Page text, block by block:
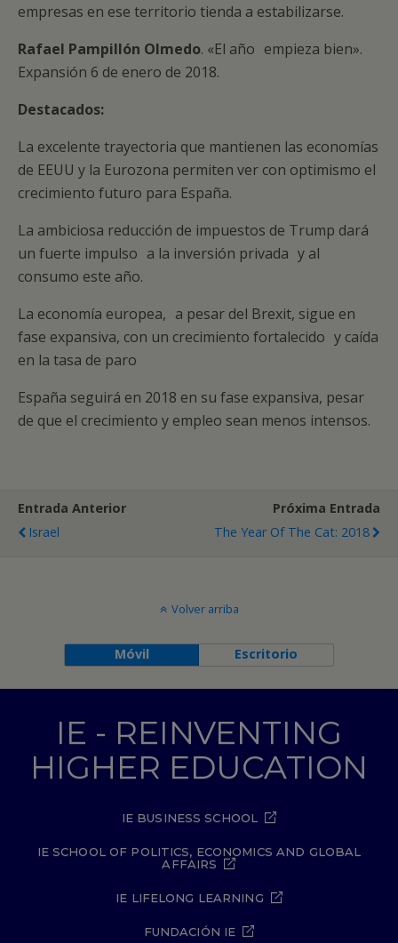
empresas en ese territorio tienda a estabilizarse.
Rafael Pampillón Olmedo. «El año empieza bien».
Expansión 6 de enero de 2018.
Destacados:
La excelente trayectoria que mantienen las economías
de EEUU y la Eurozona permiten ver con optimismo el
crecimiento futuro para España.
La ambiciosa reducción de impuestos de Trump dará
un fuerte impulso a la inversión privada y al
consumo este año.
La economía europea, a pesar del Brexit, sigue en
fase expansiva, con un crecimiento fortalecido y caída
en la tasa de paro
España seguirá en 2018 en su fase expansiva, pesar
de que el crecimiento y empleo sean menos intensos.
Entrada Anterior
Israel
Próxima Entrada
The Year Of The Cat: 2018
Volver arriba
Móvil Escritorio
IE - REINVENTING
HIGHER EDUCATION
IE BUSINESS SCHOOL
IE SCHOOL OF POLITICS, ECONOMICS AND GLOBAL
AFFAIRS
IE LIFELONG LEARNING
FUNDACIÓN IE